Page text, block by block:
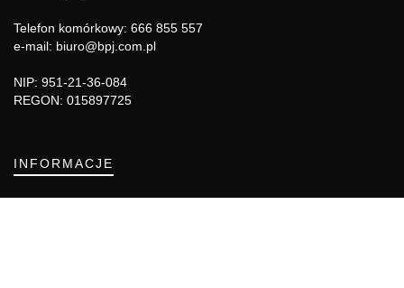
Telefon komórkowy: 666 855 557
e-mail: biuro@bpj.com.pl
NIP: 951-21-36-084
REGON: 015897725
INFORMACJE